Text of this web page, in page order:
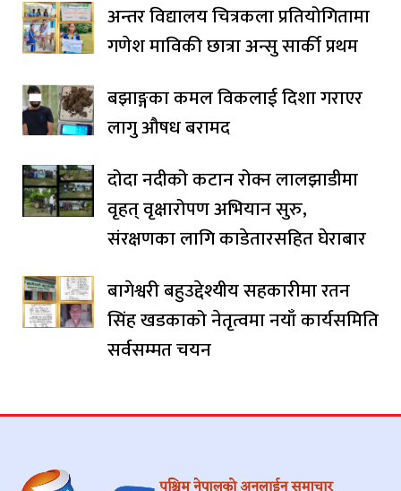
अन्तर विद्यालय चित्रकला प्रतियोगितामा
गणेश माविकी छात्रा अन्सु सार्की प्रथम
बझाङ्गका कमल विकलाई दिशा गराएर
लागु औषध बरामद
दोदा नदीको कटान रोक्न लालझाडीमा
वृहत् वृक्षारोपण अभियान सुरु,
संरक्षणका लागि काडेतारसहित घेराबार
बागेश्वरी बहुउद्देश्यीय सहकारीमा रतन
सिंह खडकाको नेतृत्वमा नयाँ कार्यसमिति
सर्वसम्मत चयन